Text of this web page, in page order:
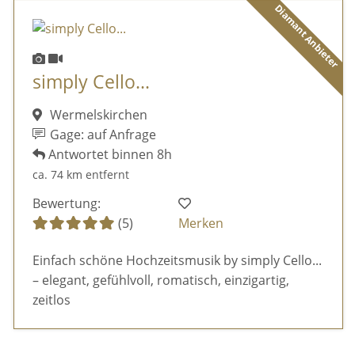
Diamant Anbieter
simply Cello...
Wermelskirchen
Gage: auf Anfrage
Antwortet binnen 8h
ca. 74 km entfernt
Bewertung:
(5)
Merken
Einfach schöne Hochzeitsmusik by simply Cello...
– elegant, gefühlvoll, romatisch, einzigartig,
zeitlos